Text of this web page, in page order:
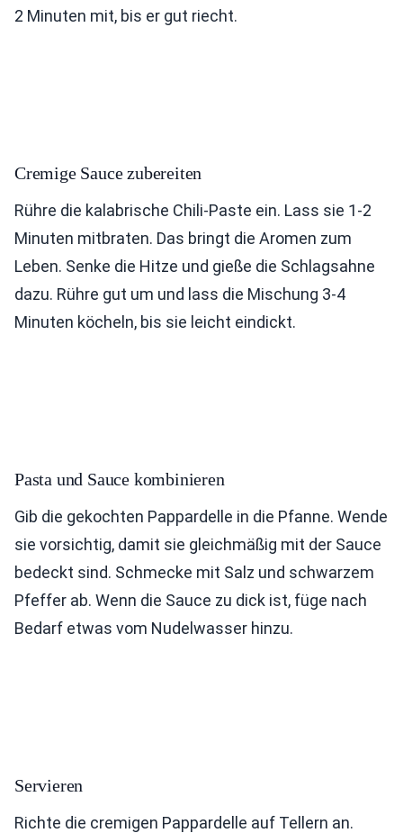
2 Minuten mit, bis er gut riecht.
Cremige Sauce zubereiten
Rühre die kalabrische Chili-Paste ein. Lass sie 1-2
Minuten mitbraten. Das bringt die Aromen zum
Leben. Senke die Hitze und gieße die Schlagsahne
dazu. Rühre gut um und lass die Mischung 3-4
Minuten köcheln, bis sie leicht eindickt.
Pasta und Sauce kombinieren
Gib die gekochten Pappardelle in die Pfanne. Wende
sie vorsichtig, damit sie gleichmäßig mit der Sauce
bedeckt sind. Schmecke mit Salz und schwarzem
Pfeffer ab. Wenn die Sauce zu dick ist, füge nach
Bedarf etwas vom Nudelwasser hinzu.
Servieren
Richte die cremigen Pappardelle auf Tellern an.